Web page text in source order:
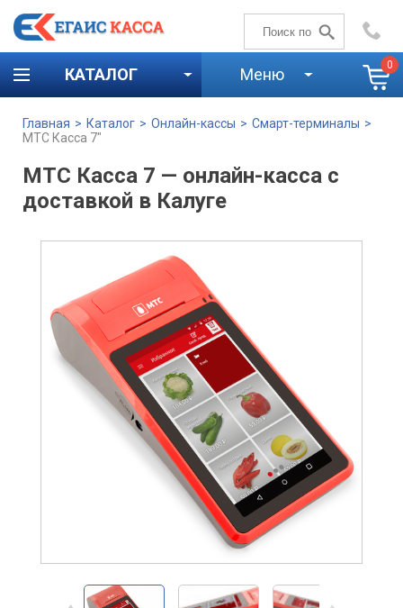
+7 (4842)59-58-00
КАТАЛОГ Меню 0
Главная > Каталог > Онлайн-кассы > Смарт-терминалы >
МТС Касса 7″
МТС Касса 7 — онлайн-касса с
доставкой в Калуге